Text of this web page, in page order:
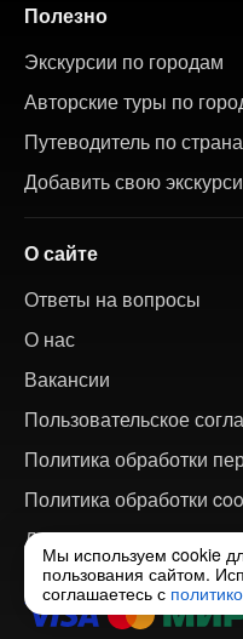
Полезно
Экскурсии по городам
Авторские туры по
Путеводитель по
Добавить свою
О сайте
Ответы на вопросы
О нас
Вакансии
Пользовательское
Политика обработки
Политика обработки
Договор оферты
Мы используем cookie
пользования сайтом.
соглашаетесь с